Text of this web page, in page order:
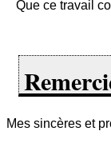
Que ce travail
Mes sincères et